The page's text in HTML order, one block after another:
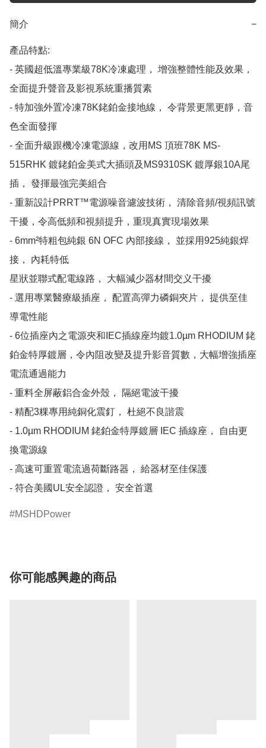
簡介 −
產品特點:
- 英國超低溫專業級78K冷凍處理， 增強整體性能及效果，
全面提升聲音及影視系統重播質素
- 特加強外置冷凍78K銠鉑金接地線， 令背景更黑更靜，音
色全面發揮
- 全面升級跟機冷凍電源線，改用MS 頂班78K MS-
515RHK 鍍銠鉑金美式大插頭及MS9310SK 鍍厚銀10A尾
插， 發揮最強完美組合
- 重新設計PRRT™電源噪音濾波技術， 清除音頻/視頻訊號
干擾，令高低頻和視頻提升，重現真實現場效果
- 6mm²特粗包純銀 6N OFC 內部接線， 並採用925純銀焊
接， 內耗特低
星狀並聯式配電線路， 大幅減少器材間交义干擾
- 選用專業醫療級插座， 配置高彈力磷銅夾片， 提供至佳
導電性能
- 6位插座內之電源夾和IEC插線座均鍍1.0µm RHODIUM 銠
鉑金特厚鍍層，令內阻改變及提升影音質數，大幅增強插座
電流通過能力
- 重料全屏蔽鋁合金外殼， 隔絕電波干擾
- 精配3粿專用純銅化震釘， 杜絕不良諧震
- 1.0µm RHODIUM 銠鉑金特厚鍍層 IEC 插線座， 自由更
換電源線
- 高速可重置電流過荷斷路器， 給器材至佳保護
- 符合美國UL安全認證， 安全首選
MSHDPower
你可能感興趣的商品